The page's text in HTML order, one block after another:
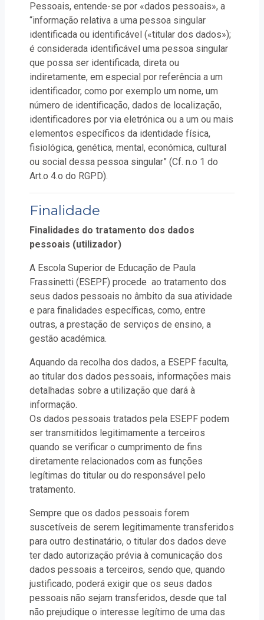
Pessoais, entende-se por «dados pessoais», a
“informação relativa a uma pessoa singular
identificada ou identificável («titular dos dados»);
é considerada identificável uma pessoa singular
que possa ser identificada, direta ou
indiretamente, em especial por referência a um
identificador, como por exemplo um nome, um
número de identificação, dados de localização,
identificadores por via eletrónica ou a um ou mais
elementos específicos da identidade física,
fisiológica, genética, mental, económica, cultural
ou social dessa pessoa singular” (Cf. n.o 1 do
Art.o 4.o do RGPD).
Finalidade
Finalidades do tratamento dos dados
pessoais (utilizador)
A Escola Superior de Educação de Paula
Frassinetti (ESEPF) procede ao tratamento dos
seus dados pessoais no âmbito da sua atividade
e para finalidades específicas, como, entre
outras, a prestação de serviços de ensino, a
gestão académica.
Aquando da recolha dos dados, a ESEPF faculta,
ao titular dos dados pessoais, informações mais
detalhadas sobre a utilização que dará à
informação.
Os dados pessoais tratados pela ESEPF podem
ser transmitidos legitimamente a terceiros
quando se verificar o cumprimento de fins
diretamente relacionados com as funções
legítimas do titular ou do responsável pelo
tratamento.
Sempre que os dados pessoais forem
suscetíveis de serem legitimamente transferidos
para outro destinatário, o titular dos dados deve
ter dado autorização prévia à comunicação dos
dados pessoais a terceiros, sendo que, quando
justificado, poderá exigir que os seus dados
pessoais não sejam transferidos, desde que tal
não prejudique o interesse legítimo de uma das